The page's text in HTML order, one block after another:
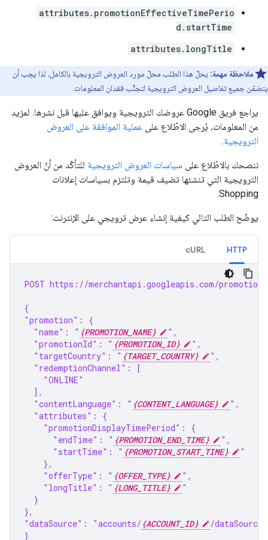
attributes.promotionEffectiveTimePerio
d.startTime
attributes.longTitle
ملاحظة مهمة: يحلّ هذا الطلب محلّ مورد العروض الترويجية بالكامل، لذا يجب أن
يتضمّن جميع تفاصيل العروض الترويجية لتجنُّب فقدان المعلومات.
يراجع فريق Google عروضك الترويجية ويوافق عليها قبل نشرها. لمزيد
من المعلومات، يُرجى الاطّلاع على عملية الموافقة على العروض
الترويجية.
ننصحك بالاطّلاع على سياسات العروض الترويجية للتأكّد من أنّ العروض
الترويجية التي تنشئها تضيف قيمة وتلتزم بسياسات إعلانات
Shopping.
يوضّح الطلب التالي كيفية إنشاء عرض ترويجي على الإنترنت:
HTTP
cURL
POST https://merchantapi.googleapis.com/
{
"promotion": {
  "name": "
{PROMOTION_NAME}
",
  "promotionId": "
{PROMOTION_ID}
",
  "targetCountry": "
{TARGET_COUNTRY}
",
  "redemptionChannel": [
    "ONLINE"
  ],
  "contentLanguage": "
{CONTENT_LANGUAGE}
",
  "attributes": {
    "promotionDisplayTimePeriod": {
      "endTime": "
{PROMOTION_END_TIME}
",
      "startTime": "
{PROMOTION_START_TIME}
"
    },
    "offerType": "
{OFFER_TYPE}
",
    "longTitle": "
{LONG_TITLE}
"
  }
},
"dataSource": "accounts/ {ACCOUNT_ID}
/
}